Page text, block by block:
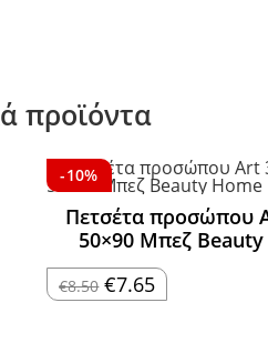
προϊόντα
-10%
Πετσέτα προσώπου
50×90 Μπεζ
€8.50 Original
price
€7.65 Η
τρέχουσα